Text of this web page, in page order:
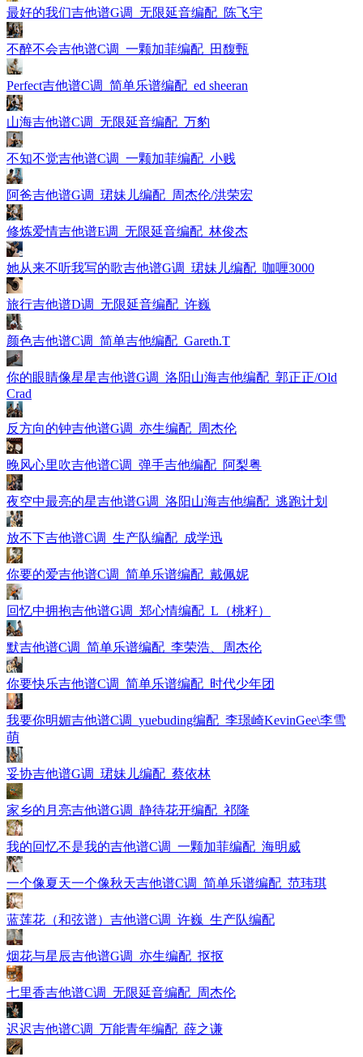
最好的我们吉他谱G调_无限延音编配_陈飞宇
不醉不会吉他谱C调_一颗加菲编配_田馥甄
Perfect吉他谱C调_简单乐谱编配_ed sheeran
山海吉他谱C调_无限延音编配_万豹
不知不觉吉他谱C调_一颗加菲编配_小贱
阿爸吉他谱G调_珺妹儿编配_周杰伦/洪荣宏
修炼爱情吉他谱E调_无限延音编配_林俊杰
她从来不听我写的歌吉他谱G调_珺妹儿编配_咖喱3000
旅行吉他谱D调_无限延音编配_许巍
颜色吉他谱C调_简单吉他编配_Gareth.T
你的眼睛像星星吉他谱G调_洛阳山海吉他编配_郭正正/Old
Crad
反方向的钟吉他谱G调_亦生编配_周杰伦
晚风心里吹吉他谱C调_弹手吉他编配_阿梨粤
夜空中最亮的星吉他谱G调_洛阳山海吉他编配_逃跑计划
放不下吉他谱C调_生产队编配_成学迅
你要的爱吉他谱C调_简单乐谱编配_戴佩妮
回忆中拥抱吉他谱G调_郑心情编配_L（桃籽）
默吉他谱C调_简单乐谱编配_李荣浩、周杰伦
你要快乐吉他谱C调_简单乐谱编配_时代少年团
我要你明媚吉他谱C调_yuebuding编配_李璟崎KevinGee\李雪
萌
妥协吉他谱G调_珺妹儿编配_蔡依林
家乡的月亮吉他谱G调_静待花开编配_祁隆
我的回忆不是我的吉他谱C调_一颗加菲编配_海明威
一个像夏天一个像秋天吉他谱C调_简单乐谱编配_范玮琪
蓝莲花（和弦谱）吉他谱C调_许巍_生产队编配
烟花与星辰吉他谱G调_亦生编配_抠抠
七里香吉他谱C调_无限延音编配_周杰伦
迟迟吉他谱C调_万能青年编配_薛之谦